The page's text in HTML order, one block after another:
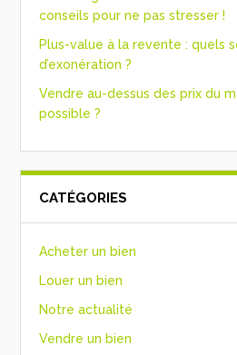
conseils pour ne pas stresser !
Plus-value à la revente : quels
d’exonération ?
Vendre au-dessus des prix du
possible ?
CATÉGORIES
Acheter un bien
Louer un bien
Notre actualité
Vendre un bien